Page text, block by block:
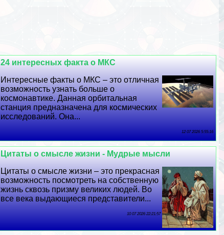
24 интересных факта о МКС
Интересные факты о МКС – это отличная
возможность узнать больше о
космонавтике. Данная орбитальная
станция предназначена для космических
исследований. Она...
12 07 2026 5:55:16
Цитаты о смысле жизни - Мудрые мысли
Цитаты о смысле жизни – это прекрасная
возможность посмотреть на собственную
жизнь сквозь призму великих людей. Во
все века выдающиеся представители...
10 07 2026 22:21:57